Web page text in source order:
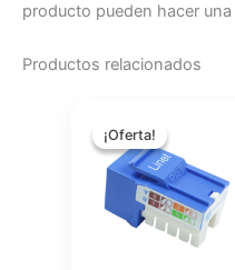
producto pueden hacer
Productos relacionados
¡Oferta!
¡Oferta!precio
original
era:
$1.40.
actual
es:
$1.14.